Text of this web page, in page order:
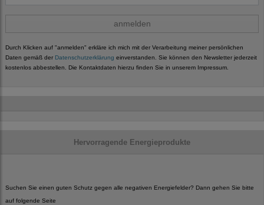
anmelden
Durch Klicken auf "anmelden" erkläre ich mich mit der Verarbeitung meiner persönlichen
Daten gemäß der Datenschutzerklärung einverstanden. Sie können den Newsletter jederzeit
kostenlos abbestellen. Die Kontaktdaten hierzu finden Sie in unserem Impressum.
Hervorragende Energieprodukte
Suchen Sie einen guten Schutz gegen alle negativen Energiefelder? Dann gehen Sie bitte
auf folgende Seite